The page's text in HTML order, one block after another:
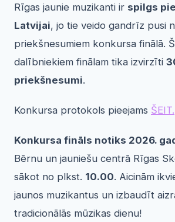
Rīgas jaunie muzikanti ir spilgs
Latvijai, jo tie veido gandrīz pusi
priekšnesumiem konkursa finālā.
dalībniekiem finālam tika izvirzīti
priekšnesumi.
Konkursa protokols pieejams ŠEIT.
Konkursa fināls notiks 2026.
Bērnu un jauniešu centrā Rīgas
sākot no plkst. 10.00. Aicinām
jaunos muzikantus un izbaudīt
tradicionālās mūzikas dienu!